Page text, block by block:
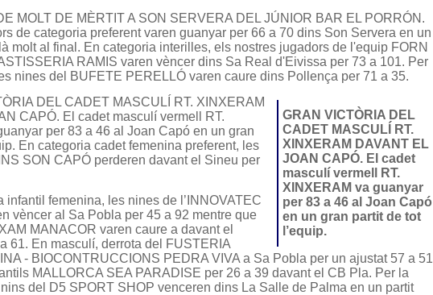
MOLT DE MÈRTIT A SON SERVERA DEL JÚNIOR BAR EL PORRÓN.
de categoria preferent varen guanyar per 66 a 70 dins Son Servera en un
molt al final. En categoria interilles, els nostres jugadors de l'equip FORN
RAMIS varen vèncer dins Sa Real d'Eivissa per 73 a 101. Per
nines del BUFETE PERELLÓ varen caure dins Pollença per 71 a 35.
GRAN VICTÒRIA DEL
CADET MASCULÍ RT.
XINXERAM DAVANT EL
JOAN CAPÓ. El cadet
masculí vermell RT.
XINXERAM va guanyar
per 83 a 46 al Joan Capó
en un gran partit de tot
l’equip.
DEL CADET MASCULÍ RT. XINXERAM
CAPÓ. El cadet masculí vermell RT.
per 83 a 46 al Joan Capó en un gran
En categoria cadet femenina preferent, les
SON CAPÓ perderen davant el Sineu per
infantil femenina, les nines de l’INNOVATEC
vèncer al Sa Pobla per 45 a 92 mentre que
MANACOR varen caure a davant el
61. En masculí, derrota del FUSTERIA
- BIOCONTRUCCIONS PEDRA VIVA a Sa Pobla per un ajustat 57 a 51
MALLORCA SEA PARADISE per 26 a 39 davant el CB Pla. Per la
del D5 SPORT SHOP venceren dins La Salle de Palma en un partit